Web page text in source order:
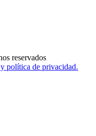
reservados
política de privacidad.